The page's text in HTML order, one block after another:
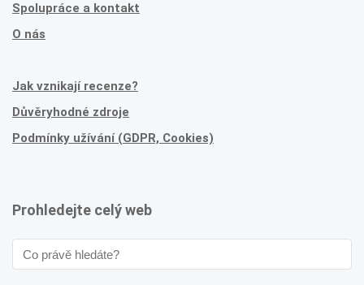
Spolupráce a kontakt
O nás
Jak vznikají recenze?
Důvěryhodné zdroje
Podmínky užívání (GDPR, Cookies)
Prohledejte celý web